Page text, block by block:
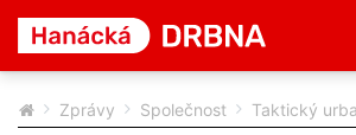
Zprávy Společnost Taktický